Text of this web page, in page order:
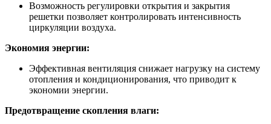
Возможность регулировки открытия и закрытия
решетки позволяет контролировать интенсивность
циркуляции воздуха.
Экономия энергии:
Эффективная вентиляция снижает нагрузку на систему
отопления и кондиционирования, что приводит к
экономии энергии.
Предотвращение скопления влаги: